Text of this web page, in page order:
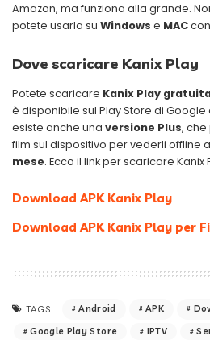
Amazon, ma funziona alla grande.
potete usarla su Windows e MAC
Dove scaricare Kanix Play
Potete scaricare Kanix Play
è disponibile sul Play Store di
esiste anche una versione Plus,
film sul dispositivo per vederli offline
mese. Ecco il link per scaricare Kanix
Download APK Kanix Play
Download APK Kanix Play per
TAGS: Android APK
Google Play Store
IPTV